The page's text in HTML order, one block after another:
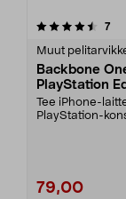
7
Muut
Backbone
PlayStation
Lightning
Tee iPhone-
PlayStation-
79,00
4.0